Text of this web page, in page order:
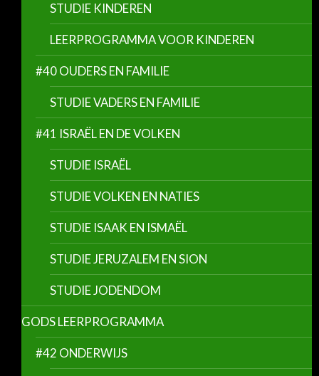
STUDIE KINDEREN
LEERPROGRAMMA VOOR KINDEREN
#40 OUDERS EN FAMILIE
STUDIE VADERS EN FAMILIE
#41 ISRAËL EN DE VOLKEN
STUDIE ISRAËL
STUDIE VOLKEN EN NATIES
STUDIE ISAAK EN ISMAËL
STUDIE JERUZALEM EN SION
STUDIE JODENDOM
GODS LEERPROGRAMMA
#42 ONDERWIJS